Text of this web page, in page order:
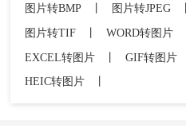
图片转BMP
图片转JPEG
图片转TIF
WORD转图片
EXCEL转图片
丨 GIF转图片
HEIC转图片